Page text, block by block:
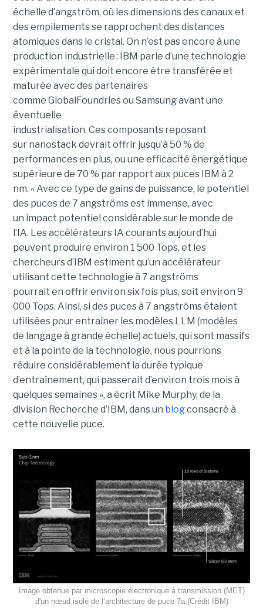
échelle d’angström, où les dimensions des canaux et
des empilements se rapprochent des distances
atomiques dans le cristal. On n’est pas encore à une
production industrielle : IBM parle d’une technologie
expérimentale qui doit encore être transférée et
maturée avec des partenaires
comme GlobalFoundries ou Samsung avant une
éventuelle
industrialisation. Ces composants reposant
sur nanostack devrait offrir jusqu’à 50 % de
performances en plus, ou une efficacité énergétique
supérieure de 70 % par rapport aux puces IBM à 2
nm. « Avec ce type de gains de puissance, le potentiel
des puces de 7 angströms est immense, avec
un impact potentiel considérable sur le monde de
l’IA. Les accélérateurs IA courants aujourd’hui
peuvent produire environ 1 500 Tops, et les
chercheurs d’IBM estiment qu’un accélérateur
utilisant cette technologie à 7 angströms
pourrait en offrir environ six fois plus, soit environ 9
000 Tops. Ainsi, si des puces à 7 angströms étaient
utilisées pour entraîner les modèles LLM (modèles
de langage à grande échelle) actuels, qui sont massifs
et à la pointe de la technologie, nous pourrions
réduire considérablement la durée typique
d’entraînement, qui passerait d’environ trois mois à
quelques semaines », a écrit Mike Murphy, de la
division Recherche d’IBM, dans un blogconsacré à
cette nouvelle puce.
Image obtenue par microscopie électronique à transmission (MET)
d'un nœud isolé de l’architecture de puce 7a.(Crédit IBM)